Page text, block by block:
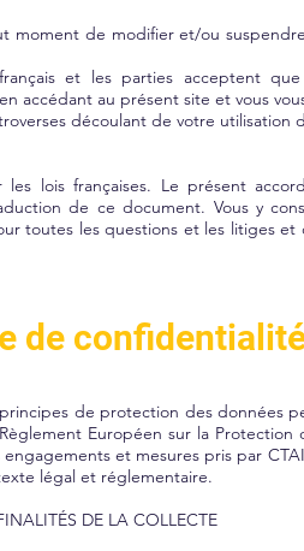
moment de modifier et/ou
et les parties acceptent
accédant au présent site et vous
découlant de votre
lois françaises. Le présent
de ce document. Vous y
toutes les questions et les litiges
de
de protection des données
Européen sur la
engagements et mesures pris par
légal et réglementaire.
DE LA COLLECTE